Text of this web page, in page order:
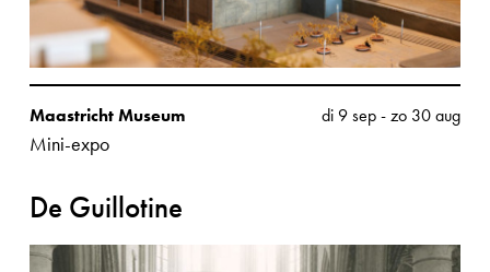
Maastricht Museum
Mini-expo
di 9 sep-zo 30 aug
De Guillotine